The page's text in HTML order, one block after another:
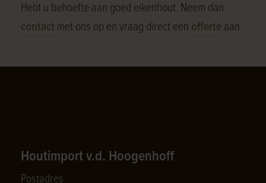
Hebt u behoefte aan goed eikenhout. Neem dan
contact met ons op en vraag direct een offerteaan.
Houtimport v.d. Hoogenhoff
Postadres